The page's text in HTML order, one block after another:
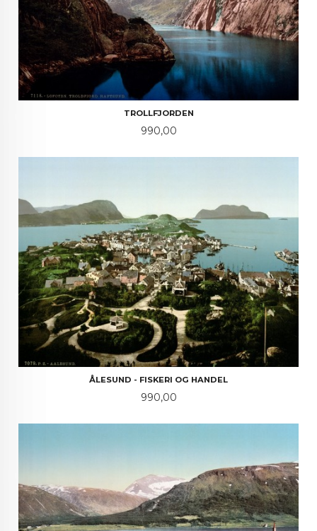
TROLLFJORDEN
Pris
990,00
ÅLESUND - FISKERI OG HANDEL
Pris
990,00